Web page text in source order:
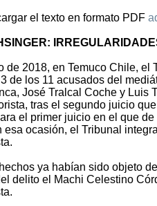
el texto en formato PDF
de 2018, en Temuco Chile,
de los 11 acusados del
José Tralcal Coche y Luis
tras el segundo juicio
el primer juicio en el que
esa ocasión, el Tribunal
ya habían sido objeto
delito el Machi Celestino